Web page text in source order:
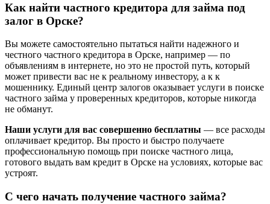
Как найти частного кредитора для займа под
залог в Орске?
Вы можете самостоятельно пытаться найти надежного и
честного частного кредитора в Орске, например — по
объявлениям в интернете, но это не простой путь, который
может привести вас не к реальному инвестору, а к к
мошеннику. Единый центр залогов оказывает услуги в поиске
частного займа у проверенных кредиторов, которые никогда
не обманут.
Наши услуги для вас совершенно бесплатны — все расходы
оплачивает кредитор. Вы просто и быстро получаете
профессиональную помощь при поиске частного лица,
готового выдать вам кредит в Орске на условиях, которые вас
устроят.
С чего начать получение частного займа?